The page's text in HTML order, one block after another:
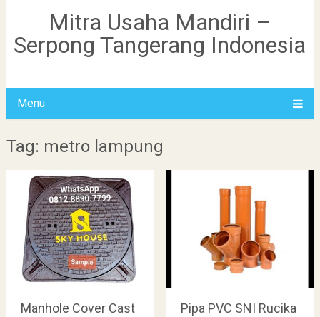
Mitra Usaha Mandiri –
Serpong Tangerang Indonesia
Menu
Tag: metro lampung
Manhole Cover Cast
Pipa PVC SNI Rucika